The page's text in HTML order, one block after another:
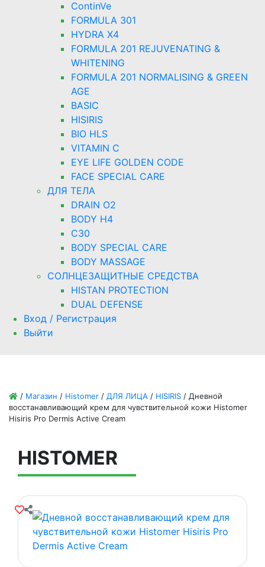
ContinVe
FORMULA 301
HYDRA X4
FORMULA 201 REJUVENATING &
WHITENING
FORMULA 201 NORMALISING & GREEN
AGE
BASIC
HISIRIS
BIO HLS
VITAMIN C
EYE LIFE GOLDEN CODE
FACE SPECIAL CARE
ДЛЯ ТЕЛА
DRAIN O2
BODY H4
C30
BODY SPECIAL CARE
BODY MASSAGE
СОЛНЦЕЗАЩИТНЫЕ СРЕДСТВА
HISTAN PROTECTION
DUAL DEFENSE
Вход / Регистрация
Выйти
/ Магазин / Histomer / ДЛЯ ЛИЦА / HISIRIS / Дневной
восстанавливающий крем для чувствительной кожи Histomer
Hisiris Pro Dermis Active Cream
HISTOMER